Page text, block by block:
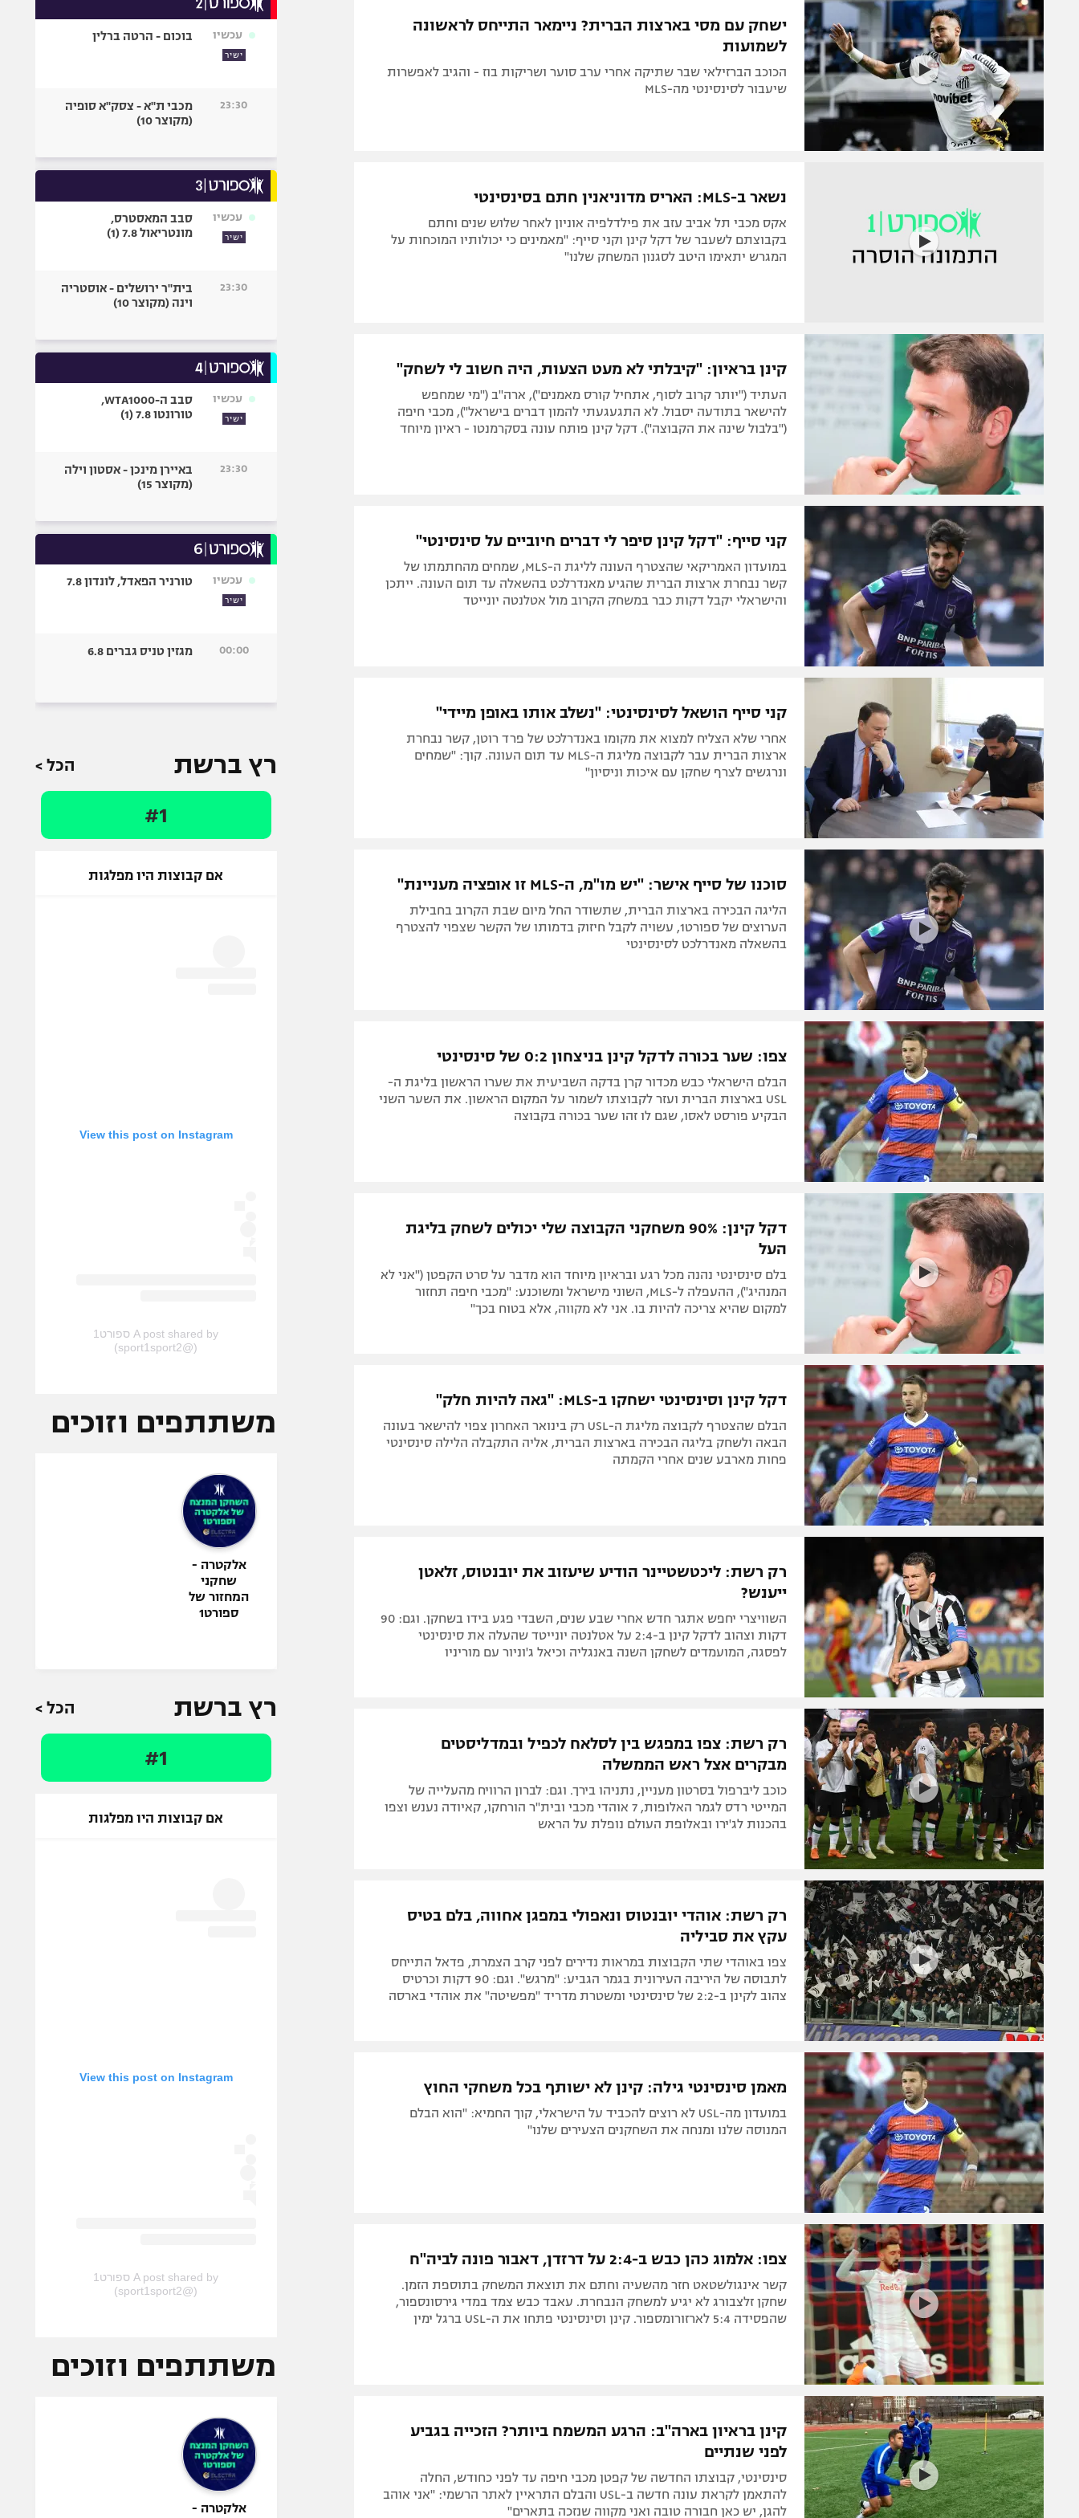
תקנון משתתפים וזוכים בפרסים
תקנון עבור פעילות אלקטרה
תקנון עבור פעילות ספורט 1 – "מרלן"
טניס
גיימינג E-Sports
תקנון פעילות ספורט 1
רשיון להקרנה פומבית לבית עסק
תגיות
המגזין
הפועל באר שבע
מכבי נתניה
ספורט מוטורי
בייסבול MLB
גיימינג E-Sports
ישחק עם מסי בארצות הברית? ניימאר התייחס לראשונה
לשמועות
הכוכב הברזילאי שבר שתיקה אחרי ערב סוער ושריקות בוז - והגיב לאפשרות
שיעבור לסינסינטי מה-MLS
נשאר ב-MLS: האריס מדוניאנין חתם בסינסינטי
אקס מכבי תל אביב עזב את פילדלפיה אוניון לאחר שלוש שנים וחתם
בקבוצתם לשעבר של דקל קינן וקני סייף: "מאמינים כי יכולותיו המוכחות על
המגרש יתאימו היטב לסגנון המשחק שלנו"
קינן בראיון: "קיבלתי לא מעט הצעות, היה חשוב לי לשחק"
העתיד ("יותר קרוב לסוף, אתחיל קורס מאמנים"), ארה"ב ("מי שמחפש
להישאר בתודעה יסבול. לא התגעגעתי להמון דברים בישראל"), מכבי חיפה
("בלבול שינה את הקבוצה"). דקל קינן פותח עונה בסקרמנטו - ראיון מיוחד
קני סייף: "דקל קינן סיפר לי דברים חיוביים על סינסינטי"
במועדון האמריקאי שהצטרף העונה לליגת ה-MLS, שמחים מהחתמתו של
קשר נבחרת ארצות הברית שהגיע מאנדרלכט בהשאלה עד תום העונה. ייתכן
והישראלי יקבל דקות כבר במשחק הקרוב מול אטלנטה יונייטד
קני סייף הושאל לסינסינטי: "נשלב אותו באופן מיידי"
אחרי שלא הצליח למצוא את מקומו באנדרלכט של פרד רוטן, קשר נבחרת
ארצות הברית עבר לקבוצה מליגת ה-MLS עד תום העונה. קוך: "שמחים
ונרגשים לצרף שחקן עם איכות וניסיון"
סוכנו של סייף אישר: "יש מו"מ, ה-MLS זו אופציה מעניינת"
הליגה הבכירה בארצות הברית, שתשודר החל מיום שבת הקרוב בחבילת
הערוצים של ספורט1, עשויה לקבל חיזוק בדמותו של הקשר שצפוי להצטרף
בהשאלה מאנדרלכט לסינסינטי
צפו: שער בכורה לדקל קינן בניצחון 0:2 של סינסינטי
הבלם הישראלי כבש מכדור קרן בדקה השביעית את שערו הראשון בליגת ה-
USL בארצות הברית ועזר לקבוצתו לשמור על המקום הראשון. את השער השני
הבקיע פורסט לאסו, שגם לו זהו שער בכורה בקבוצה
דקל קינן: 90% משחקני הקבוצה שלי יכולים לשחק בליגת
העל
בלם סינסינטי נהנה מכל רגע ובראיון מיוחד הוא מדבר על סרט הקפטן ("אני לא
המנהיג"), ההעפלה ל-MLS, השוני מישראל ומשוכנע: "מכבי חיפה תחזור
למקום שהיא צריכה להיות בו. אני לא מקווה, אלא בטוח בכך"
דקל קינן וסינסינטי ישחקו ב-MLS: "גאה להיות חלק"
הבלם שהצטרף לקבוצה מליגת ה-USL רק בינואר האחרון צפוי להישאר בעונה
הבאה ולשחק בליגה הבכירה בארצות הברית, אליה התקבלה הלילה סינסינטי
פחות מארבע שנים אחרי הקמתה
רק רשת: ליכטשטיינר הודיע שיעזוב את יובנטוס, זלאטן
ייענש?
השוויצרי יחפש אתגר חדש אחרי שבע שנים, השבדי פגע בידו בשחקן. וגם: 90
דקות וצהוב לדקל קינן ב-2:4 על אטלנטה יונייטד שהעלה את סינסינטי
לפסגה, המועמדים לשחקן השנה באנגליה וכיאל ג'וניור עם מוריניו
רק רשת: צפו במפגש בין לסלאח לכפיל ובמדליסטים
מבקרים אצל ראש הממשלה
כוכב ליברפול בסרטון מעניין, נתניהו בירך. וגם: לברון הרוויח מהעלייה של
המייטי רדס לגמר האלופות, 7 אוהדי מכבי ובית"ר הורחקו, קאיודה נענש וצפו
בהכנות לג'ירו ובאלופת העולם נופלת על הראש
רק רשת: אוהדי יובנטוס ונאפולי במפגן אחווה, בלם בטיס
עקץ את סביליה
צפו באוהדי שתי הקבוצות במראות נדירים לפני קרב הצמרת, פדאל התייחס
לתבוסה של היריבה העירונית בגמר הגביע: "מרגש". וגם: 90 דקות וכרטיס
צהוב לקינן ב-2:2 של סינסינטי ומשטרת מדריד "מפשיטה" את אוהדי בארסה
מאמן סינסינטי גילה: קינן לא ישותף בכל משחקי החוץ
במועדון מה-USL לא רוצים להכביד על הישראלי, קוך החמיא: "הוא הבלם
המנוסה שלנו ומנחה את השחקנים הצעירים שלנו"
צפו: אלמוג כהן כבש ב-2:4 על דרזדן, דאבור פונה לביה"ח
קשר אינגולשטאט חזר מהשעיה וחתם את תוצאת המשחק בתוספת הזמן.
שחקן זלצבורג לא יגיע למשחק הנבחרת. עאבד כבש צמד במדי גירסונספור,
שהפסידה 5:4 לארזורומספור. קינן וסינסינטי פתחו את ה-USL ברגל ימין
קינן בראיון בארה"ב: הרגע המשמח ביותר? הזכייה בגביע
לפני שנתיים
סינסינטי, קבוצתו החדשה של קפטן מכבי חיפה עד לפני כחודש, החלה
להתאמן לקראת עונה חדשה ב-USL והבלם התראיין לאתר הרשמי: "אני אוהב
להגן, יש כאן חבורה טובה ואני מקווה שנזכה בתארים"
עכשיו
ישיר
בוכום - הרטה ברלין
23:30
מכבי ת"א - צסק"א סופיה
(מקוצר 10)
עכשיו
ישיר
סבב המאסטרס,
מונטריאול 7.8 (1)
23:30
בית"ר ירושלים - אוסטריה
וינה (מקוצר 10)
עכשיו
ישיר
סבב ה-WTA1000,
טורונטו 7.8 (1)
23:30
באיירן מינכן - אסטון וילה
(מקוצר 15)
עכשיו
ישיר
טורניר הפאדל, לונדון 7.8
00:00 מגזין טניס גברים 6.8
רץ ברשת הכל >
#1
אם קבוצות היו מפלגות
View this post on Instagram
A post shared by ספורט1
(@sport1sport2)
משתתפים וזוכים
אלקטרה -
שחקני
המחזור של
ספורט1
רץ ברשת הכל >
#1
אם קבוצות היו מפלגות
View this post on Instagram
A post shared by ספורט1
(@sport1sport2)
משתתפים וזוכים
אלקטרה -